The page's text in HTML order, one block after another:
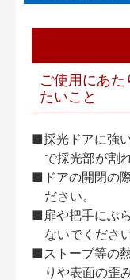
ご使用にあた
たいこと
■採光ドアに強
で採光部が割
■ドアの開閉の
ださい。
■扉や把手にぶ
ないでください
■ストーブ等の
りや表面の歪